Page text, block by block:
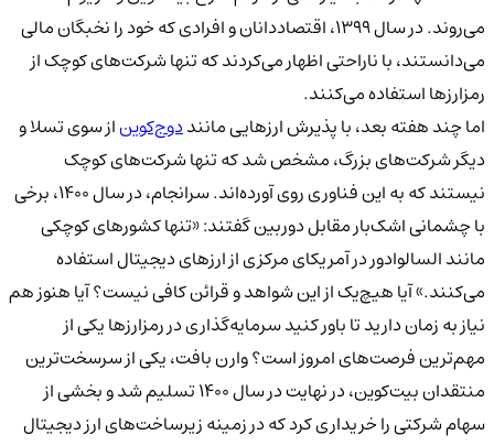
می‌روند. در سال ۱۳۹۹، اقتصاددانان و افرادی که خود را نخبگان مالی
می‌دانستند، با ناراحتی اظهار می‌کردند که تنها شرکت‌های کوچک از
رمزارزها استفاده می‌کنند.
اما چند هفته بعد، با پذیرش ارزهایی ماننددوج‌کویناز سوی تسلا و
دیگر شرکت‌های بزرگ، مشخص شد که تنها شرکت‌های کوچک
نیستند که به این فناوری روی آورده‌اند. سرانجام، در سال ۱۴۰۰، برخی
با چشمانی اشک‌بار مقابل دوربین گفتند: «تنها کشورهای کوچکی
مانند السالوادور در آمریکای مرکزی از ارزهای دیجیتال استفاده
می‌کنند.» آیا هیچ‌یک از این شواهد و قرائن کافی نیست؟ آیا هنوز هم
نیاز به زمان دارید تا باور کنید سرمایه‌گذاری در رمزارزها یکی از
مهم‌ترین فرصت‌های امروز است؟ وارن بافت، یکی از سرسخت‌ترین
منتقدان بیت‌کوین، در نهایت در سال ۱۴۰۰ تسلیم شد و بخشی از
سهام شرکتی را خریداری کرد که در زمینه زیرساخت‌های ارز دیجیتال